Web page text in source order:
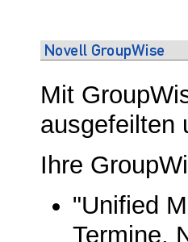
Mit
ausgefeilten
Ihre
"Unified
Termine,